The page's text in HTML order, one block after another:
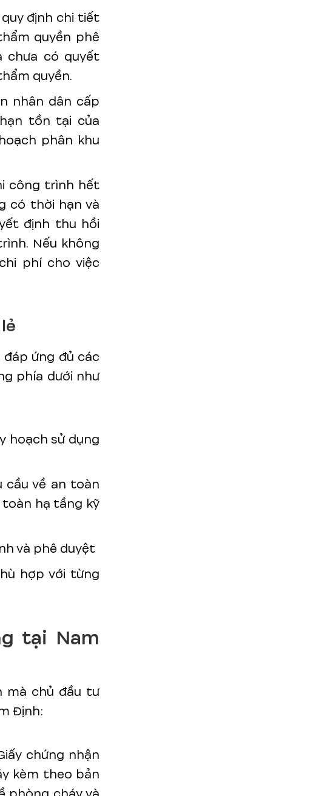
định chi tiết
quyền phê
chưa có quyết
quyền.
nhân dân cấp
tồn tại của
phân khu
công trình hết
có thời hạn và
định thu hồi
Nếu không
phí cho việc
ứng đủ các
phía dưới như
hoạch sử dụng
cầu về an toàn
hạ tầng kỹ
và phê duyệt
hợp với từng
tại Nam
mà chủ đầu tư
Định:
chứng nhận
kèm theo bản